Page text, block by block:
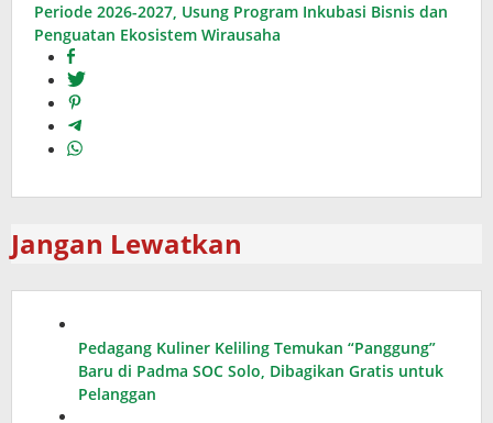
Periode 2026-2027, Usung Program Inkubasi Bisnis dan
Penguatan Ekosistem Wirausaha
Jangan Lewatkan
Pedagang Kuliner Keliling Temukan “Panggung”
Baru di Padma SOC Solo, Dibagikan Gratis untuk
Pelanggan